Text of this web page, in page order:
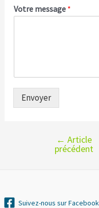
Votre message *
Envoyer
Navigation
← Article
précédent
Suivez-nous sur Facebook